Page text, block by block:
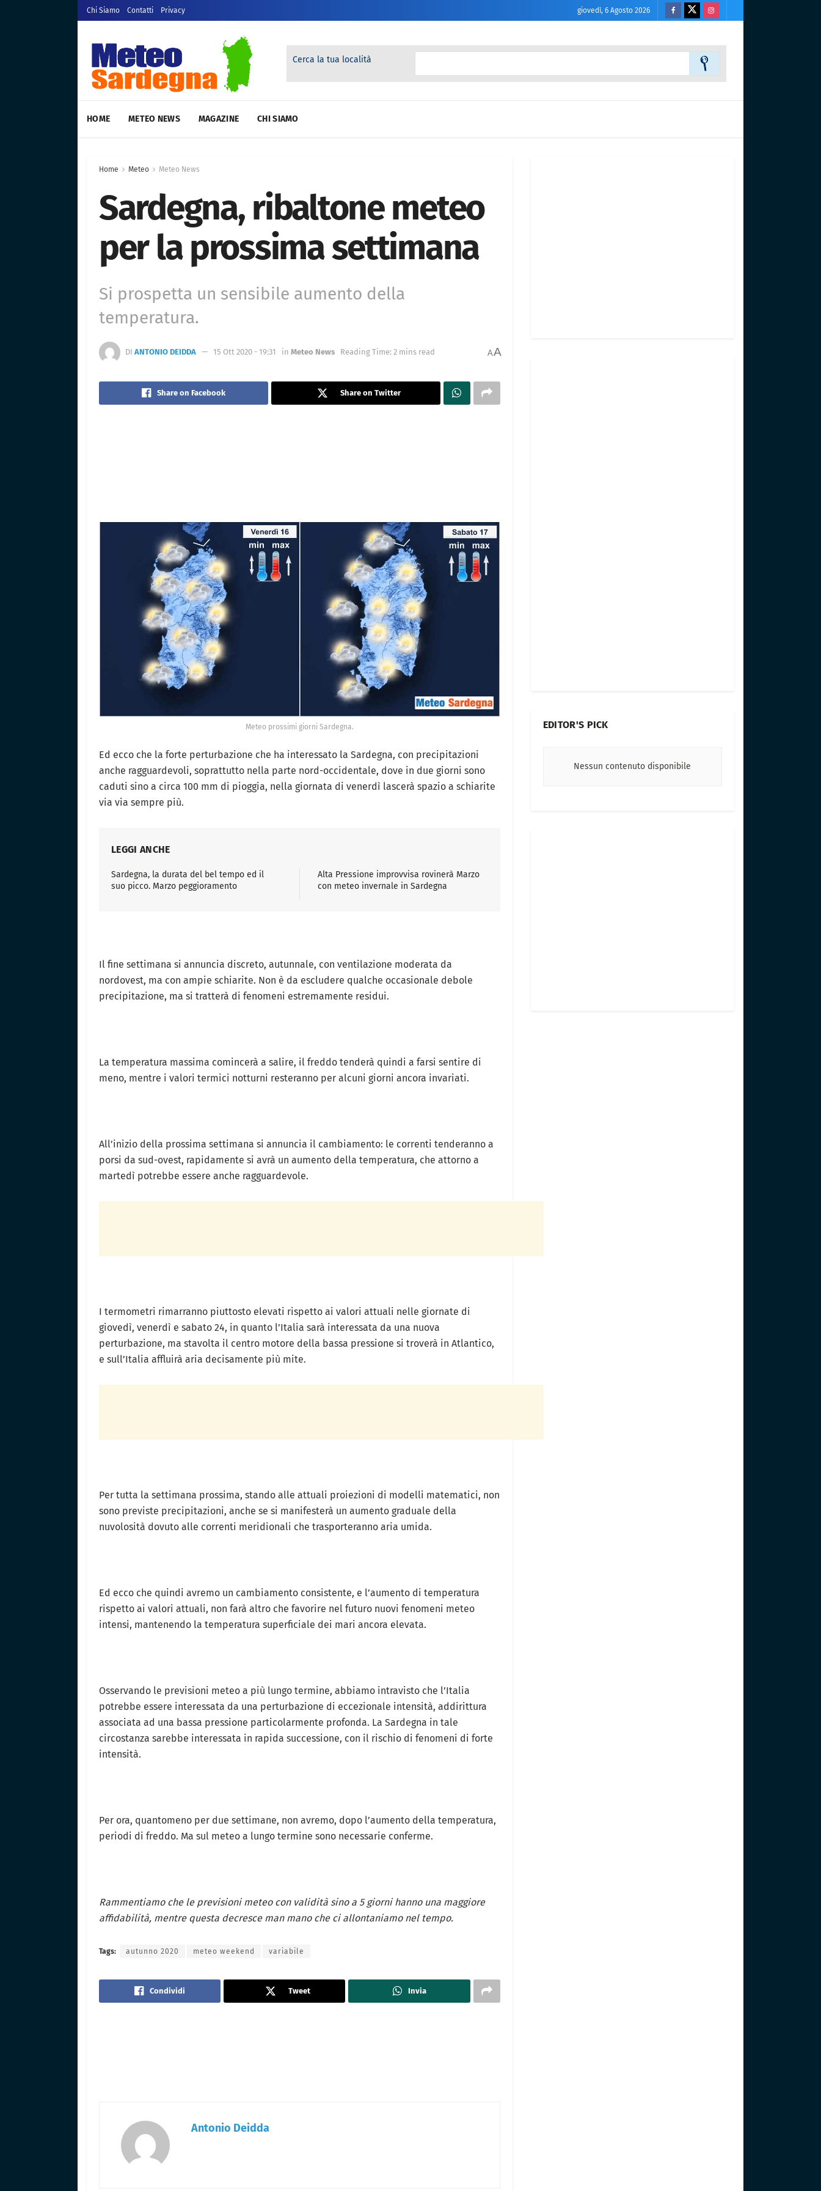
Chi Siamo Contatti Privacy giovedì, 6 Agosto 2026
Cerca la tua località
HOME METEO NEWS MAGAZINE CHI SIAMO
Home Meteo Meteo News
Sardegna, ribaltone meteo
per la prossima settimana
Si prospetta un sensibile aumento della
temperatura.
DI ANTONIO DEIDDA 15 Ott 2020 - 19:31 in Meteo News Reading Time: 2 mins read AA
Share on Facebook Share on Twitter
Meteo prossimi giorni Sardegna.
Ed ecco che la forte perturbazione che ha interessato la Sardegna, con precipitazioni
anche ragguardevoli, soprattutto nella parte nord-occidentale, dove in due giorni sono
caduti sino a circa 100 mm di pioggia, nella giornata di venerdì lascerà spazio a schiarite
via via sempre più.
LEGGI ANCHE
Sardegna, la durata del bel tempo ed il
suo picco. Marzo peggioramento
Alta Pressione improvvisa rovinerà Marzo
con meteo invernale in Sardegna
Il fine settimana si annuncia discreto, autunnale, con ventilazione moderata da
nordovest, ma con ampie schiarite. Non è da escludere qualche occasionale debole
precipitazione, ma si tratterà di fenomeni estremamente residui.
La temperatura massima comincerà a salire, il freddo tenderà quindi a farsi sentire di
meno, mentre i valori termici notturni resteranno per alcuni giorni ancora invariati.
All’inizio della prossima settimana si annuncia il cambiamento: le correnti tenderanno a
porsi da sud-ovest, rapidamente si avrà un aumento della temperatura, che attorno a
martedì potrebbe essere anche ragguardevole.
I termometri rimarranno piuttosto elevati rispetto ai valori attuali nelle giornate di
giovedì, venerdì e sabato 24, in quanto l’Italia sarà interessata da una nuova
perturbazione, ma stavolta il centro motore della bassa pressione si troverà in Atlantico,
e sull’Italia affluirà aria decisamente più mite.
Per tutta la settimana prossima, stando alle attuali proiezioni di modelli matematici, non
sono previste precipitazioni, anche se si manifesterà un aumento graduale della
nuvolosità dovuto alle correnti meridionali che trasporteranno aria umida.
Ed ecco che quindi avremo un cambiamento consistente, e l’aumento di temperatura
rispetto ai valori attuali, non farà altro che favorire nel futuro nuovi fenomeni meteo
intensi, mantenendo la temperatura superficiale dei mari ancora elevata.
Osservando le previsioni meteo a più lungo termine, abbiamo intravisto che l’Italia
potrebbe essere interessata da una perturbazione di eccezionale intensità, addirittura
associata ad una bassa pressione particolarmente profonda. La Sardegna in tale
circostanza sarebbe interessata in rapida successione, con il rischio di fenomeni di forte
intensità.
Per ora, quantomeno per due settimane, non avremo, dopo l’aumento della temperatura,
periodi di freddo. Ma sul meteo a lungo termine sono necessarie conferme.
Rammentiamo che le previsioni meteo con validità sino a 5 giorni hanno una maggiore
affidabilità, mentre questa decresce man mano che ci allontaniamo nel tempo.
Tags: autunno 2020 meteo weekend variabile
Condividi Tweet Invia
Antonio Deidda
EDITOR'S PICK
Nessun contenuto disponibile